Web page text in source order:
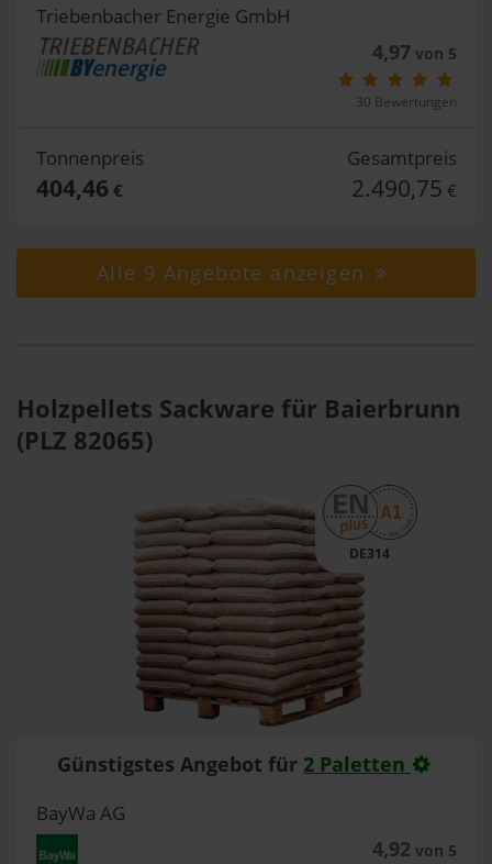
Triebenbacher Energie GmbH
4,97von 5
30 Bewertungen
Tonnenpreis
404,46 €
Gesamtpreis
2.490,75 €
Alle 9 Angebote anzeigen
Holzpellets Sackware für Baierbrunn
(PLZ 82065)
DE314
Günstigstes Angebot für 2 Paletten
BayWa AG
4,92von 5